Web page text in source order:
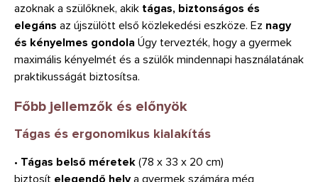
azoknak a szülőknek, akik tágas, biztonságos és
elegáns az újszülött első közlekedési eszköze. Ez nagy
és kényelmes gondola Úgy tervezték, hogy a gyermek
maximális kényelmét és a szülők mindennapi használatának
praktikusságát biztosítsa.
Főbb jellemzők és előnyök
Tágas és ergonomikus kialakítás
• Tágas belső méretek (78 x 33 x 20 cm)
biztosít elegendő hely a gyermek számára még